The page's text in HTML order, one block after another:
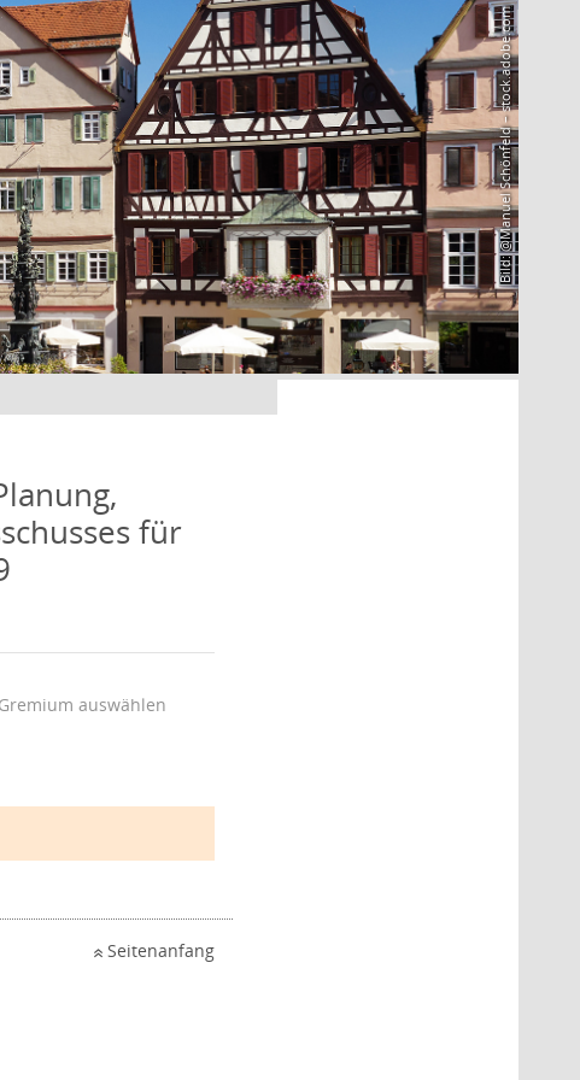
Bild: @Manuel Schönfeld – stock.adobe.com
für
Gremium auswählen
Seitenanfang